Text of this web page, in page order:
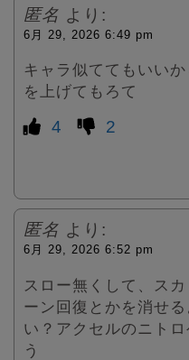
匿名 より:
6月 29, 2026 6:49 pm
キャラ似ててもいい
を上げてもろて
4 2
匿名 より:
6月 29, 2026 6:52 pm
スロー無くして、ス
ーン回復とかを消せ
い？アクセルのニト
う